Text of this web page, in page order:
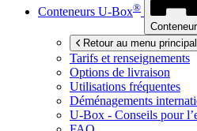
Conteneurs U-Box®
Retour au menu principal
Tarifs et renseignements
Options de livraison
Utilisations fréquentes
Déménagements
U-Box - Conseils pour